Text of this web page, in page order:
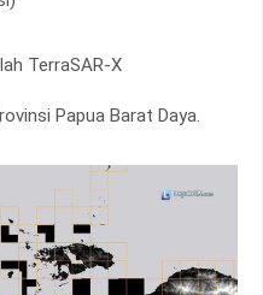
TerraSAR-X
Papua Barat Daya.